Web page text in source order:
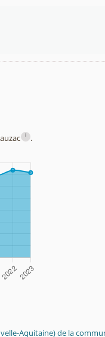
i .
Aquitaine) de la